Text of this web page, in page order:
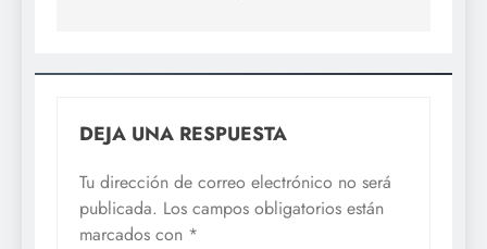
DEJA UNA RESPUESTA
Tu dirección de correo electrónico no será
publicada. Los campos obligatorios están
marcados con *